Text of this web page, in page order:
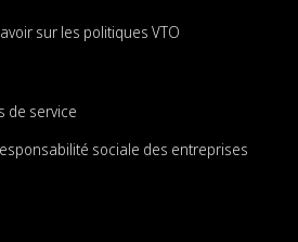
sur les politiques VTO
de service
sociale des entreprises